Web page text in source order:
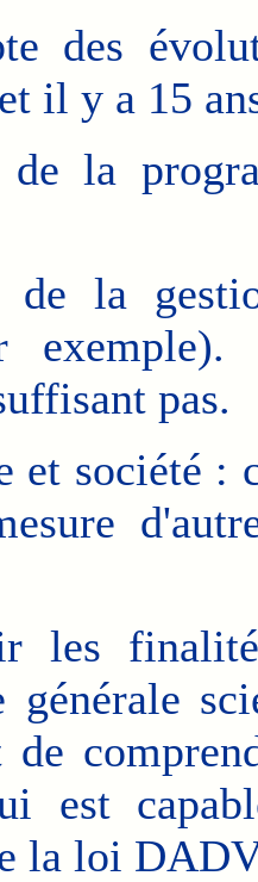
des
il y a 15
de la
de la
pas.
et société :
les
générale
de
est
la loi